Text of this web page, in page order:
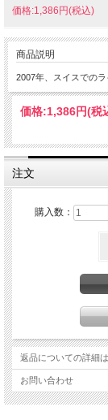
価格:1,386円(税込)
商品説明
2007年、スイスでの
価格:1,386円(税
注文
購入数：
返品についての詳細
お問い合わせ